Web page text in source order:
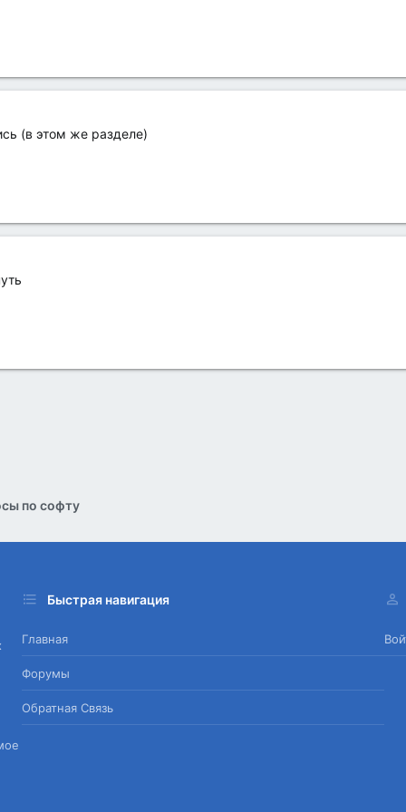
(в этом же разделе)
по софту
Быстрая навигация
Главная
Форумы
Обратная Связь